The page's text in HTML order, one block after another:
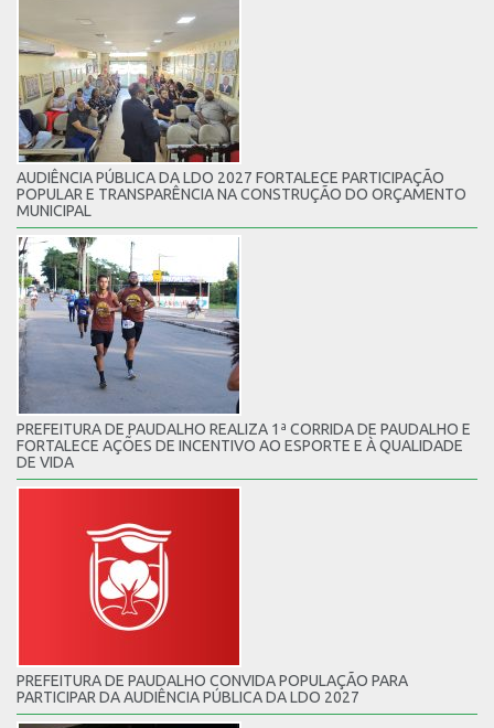
AUDIÊNCIA PÚBLICA DA LDO 2027 FORTALECE PARTICIPAÇÃO
POPULAR E TRANSPARÊNCIA NA CONSTRUÇÃO DO ORÇAMENTO
MUNICIPAL
PREFEITURA DE PAUDALHO REALIZA 1ª CORRIDA DE PAUDALHO E
FORTALECE AÇÕES DE INCENTIVO AO ESPORTE E À QUALIDADE
DE VIDA
PREFEITURA DE PAUDALHO CONVIDA POPULAÇÃO PARA
PARTICIPAR DA AUDIÊNCIA PÚBLICA DA LDO 2027